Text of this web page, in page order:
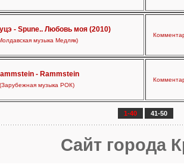
- Spune.. Любовь моя (2010)
музыка Медляк)
- Rammstein
(Зарубежная музыка РОК)
1-40 41-50
Сайт города